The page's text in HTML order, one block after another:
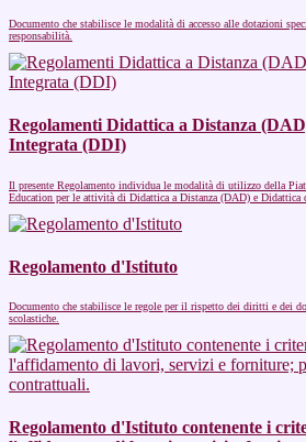
Documento che stabilisce le modalità di accesso alle dotazioni
responsabilità.
Regolamenti Didattica a Distanza
Integrata (DDI)
Il presente Regolamento individua le modalità di utilizzo della
Education per le attività di Didattica a Distanza (DAD) e Didattica
Regolamento d'Istituto
Documento che stabilisce le regole per il rispetto dei diritti e dei
scolastiche.
Regolamento d'Istituto contenente i